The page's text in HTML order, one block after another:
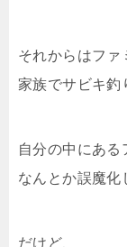
それからはファ
家族でサビキ釣
自分の中にある
なんとか誤魔化
だけど、